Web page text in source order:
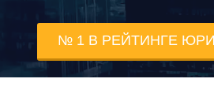
№ 1 В РЕЙТИНГЕ